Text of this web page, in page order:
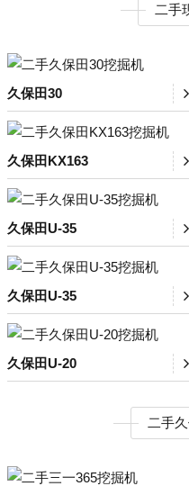
二手
久保田30
久保田KX163
久保田U-35
久保田U-35
久保田U-20
二手